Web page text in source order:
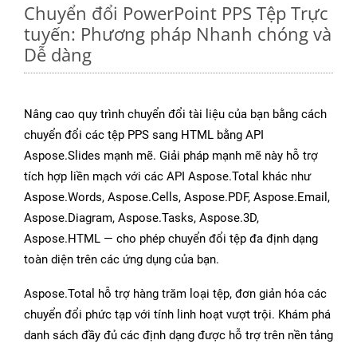
Chuyển đổi PowerPoint PPS Tệp Trực
tuyến: Phương pháp Nhanh chóng và
Dễ dàng
Nâng cao quy trình chuyển đổi tài liệu của bạn bằng cách
chuyển đổi các tệp PPS sang HTML bằng API
Aspose.Slides mạnh mẽ. Giải pháp mạnh mẽ này hỗ trợ
tích hợp liền mạch với các API Aspose.Total khác như
Aspose.Words, Aspose.Cells, Aspose.PDF, Aspose.Email,
Aspose.Diagram, Aspose.Tasks, Aspose.3D,
Aspose.HTML — cho phép chuyển đổi tệp đa định dạng
toàn diện trên các ứng dụng của bạn.
Aspose.Total hỗ trợ hàng trăm loại tệp, đơn giản hóa các
chuyển đổi phức tạp với tính linh hoạt vượt trội. Khám phá
danh sách đầy đủ các định dạng được hỗ trợ trên nền tảng